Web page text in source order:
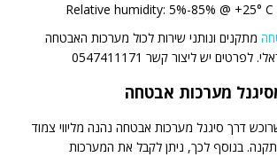
Relative humidity: 5%-85% @ +25°
מתקנים ונותני שירות לכול מערכות האבטחה
יש ליצור קשר 0547411171
מערכות אבטחה
דרך סיגנל מערכות אבטחה נהנה מליווי צמוד
בנוסף לכך, ניתן לקבל את המערכות